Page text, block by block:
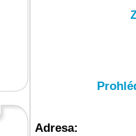
Adresa: